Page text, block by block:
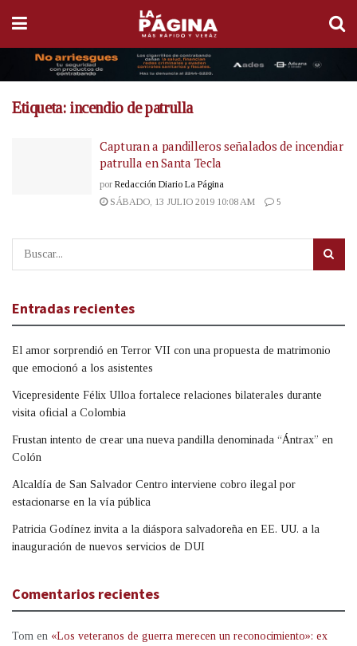
Etiqueta: incendio de patrulla
Capturan a pandilleros señalados de incendiar
patrulla en Santa Tecla
por Redacción Diario La Página
SÁBADO, 13 JULIO 2019 10:08 AM
5
Entradas recientes
El amor sorprendió en Terror VII con una propuesta de matrimonio
que emocionó a los asistentes
Vicepresidente Félix Ulloa fortalece relaciones bilaterales durante
visita oficial a Colombia
Frustan intento de crear una nueva pandilla denominada “Ántrax” en
Colón
Alcaldía de San Salvador Centro interviene cobro ilegal por
estacionarse en la vía pública
Patricia Godínez invita a la diáspora salvadoreña en EE. UU. a la
inauguración de nuevos servicios de DUI
Comentarios recientes
Tom en «Los veteranos de guerra merecen un reconocimiento»: ex